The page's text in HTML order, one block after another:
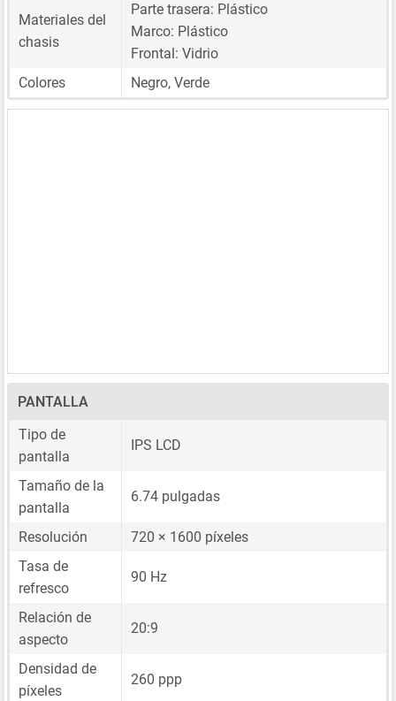
Materiales del
chasis
Parte trasera: Plástico
Marco: Plástico
Frontal: Vidrio
Colores
Negro, Verde
PANTALLA
Tipo de
pantalla
IPS LCD
Tamaño de la
pantalla
6.74 pulgadas
Resolución
720 × 1600 píxeles
Tasa de
refresco
90 Hz
Relación de
aspecto
20:9
Densidad de
píxeles
260 ppp